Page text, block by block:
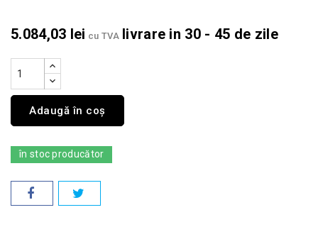
5.084,03 lei cu TVA livrare in 30 - 45 de zile
Adaugă în coș
în stoc producător